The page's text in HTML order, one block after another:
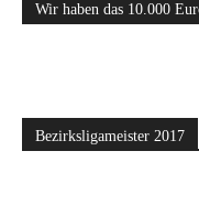
Wir haben das 10.000
Bezirksligameister 2017